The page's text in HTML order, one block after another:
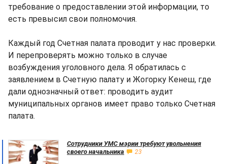
требование о предоставлении этой информации, то
есть превысил свои полномочия.
Каждый год Счетная палата проводит у нас проверки.
И перепроверять можно только в случае
возбуждения уголовного дела. Я обратилась с
заявлением в Счетную палату и Жогорку Кенеш, где
дали однозначный ответ: проводить аудит
муниципальных органов имеет право только Счетная
палата.
Сотрудники УМС мэрии требуют увольнения
своего начальника
23